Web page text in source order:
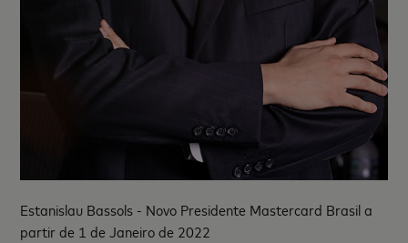
Estanislau Bassols - Novo Presidente Mastercard Brasil a
partir de 1 de Janeiro de 2022